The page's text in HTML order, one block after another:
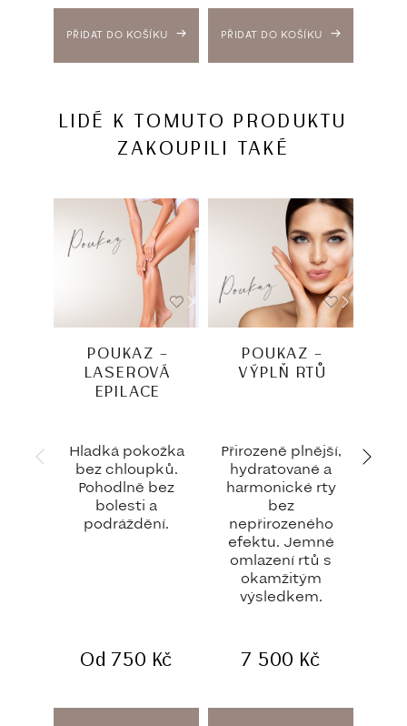
PŘIDAT DO KOŠÍKU PŘIDAT DO KOŠÍKU
LIDÉ K TOMUTO PRODUKTU
ZAKOUPILI TAKÉ
POUKAZ –
LASEROVÁ
EPILACE
Hladká pokožka
bez chloupků.
Pohodlně bez
bolesti a
podráždění.
Od 750 Kč
POUKAZ –
VÝPLŇ RTŮ
Přirozeně plnější,
hydratované a
harmonické rty
bez
nepřirozeného
efektu. Jemné
omlazení rtů s
okamžitým
výsledkem.
7 500 Kč